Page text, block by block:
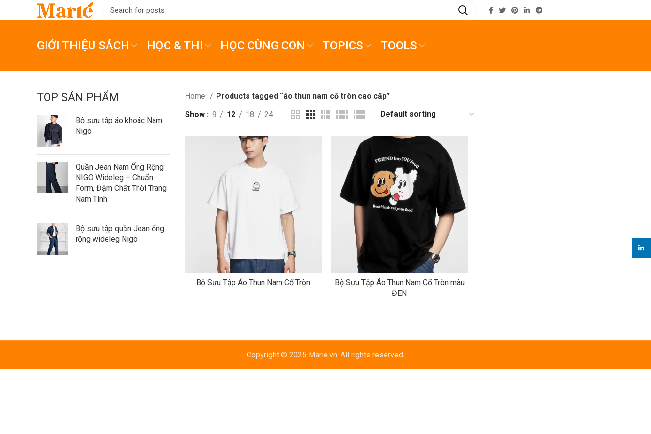
GIỚI THIỆU SÁCH HỌC & THI HỌC CÙNG CON TOPICS TOOLS
TOP SẢN PHẨM
Bộ sưu tập áo khoác Nam
Nigo
Quần Jean Nam Ống Rộng
NIGO Wideleg – Chuẩn
Form, Đậm Chất Thời Trang
Nam Tính
Bộ sưu tập quần Jean ống
rộng wideleg Nigo
Home
Products tagged “áo thun nam cổ tròn cao cấp”
Show
9 12 18 24
Bộ Sưu Tập Áo Thun Nam Cổ Tròn
Bộ Sưu Tập Áo Thun Nam Cổ Tròn màu
ĐEN
Copyright © 2025 Marie.vn. All rights reserved.